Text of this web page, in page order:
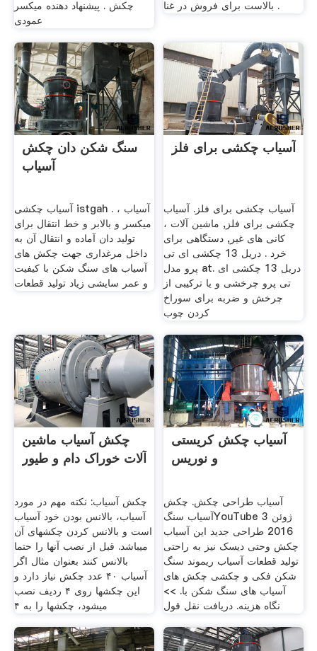
چکش . پیشنهاد دهنده میکسر
عمودی
بالاست برای فروش در غنا .
سنگ شکن دان چکش
آسیاب
آسیاب چکشی istgah . آسیاب ،
میکسر و بالابر و خط انتقال برای
تولید دان آماده و انتقال آن به
داخل مرغداری جهت چکش های
آسیاب های سنگ شکن با کیفیت
و عمر سایشی زیاد تولید قطعات
آسیاب چکشی برای فلز
آسیاب چکشی برای فلز. آسیاب
چکشی برای فلز, ماشین آلات ،
کانی های غیر, دستگاهی برای
خرد . دریل 13 چکشی ای تی
پرو مدل at. دریل 13 چکشی ای
تی پرو چرخشی و یا ترکیبی از
چرخش و ضربه برای سوراخ
کردن چوب
چکش آسیاب ماشین
آلات خوراک دام و طیور
چکش آسیاب: نکته مهم در مورد
آسیاب، بالانس بودن خود آسیاب
است و بالانس کردن چکشهای آن
میباشد. قبل از نصب آنها را حتما
بالانس کنند بعنوان مثال اگر
آسیاب ۴۰ عدد چکش نیاز دارد و
این چکشها روی ۴ ردیف نصب
میشود، چکشها را به ۴
آسیاب چکش کریستی
و نوریس
آسیاب طراحی چکش. چکش
آسیاب سنگYouTube 3 ژوئن
2016 طراحی جدید این آسیاب
چکش وحتی دیسک نیز به راحتی
تولید قطعات آسیاب ریموند سنگ
شکن فکی و چکشی چکش های
آسیاب های سنگ شکن با. >>
نگاه هزینه. دریافت نقل قول